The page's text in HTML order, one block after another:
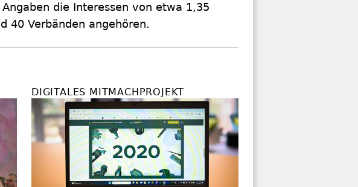
die Interessen von etwa 1,35
40 Verbänden angehören.
DIGITALES MITMACHPROJEKT